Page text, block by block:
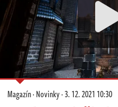
Videa
Soutěže
Databáze
Komunita
Redakce
Magazín·Novinky·3. 12. 2021 10:30